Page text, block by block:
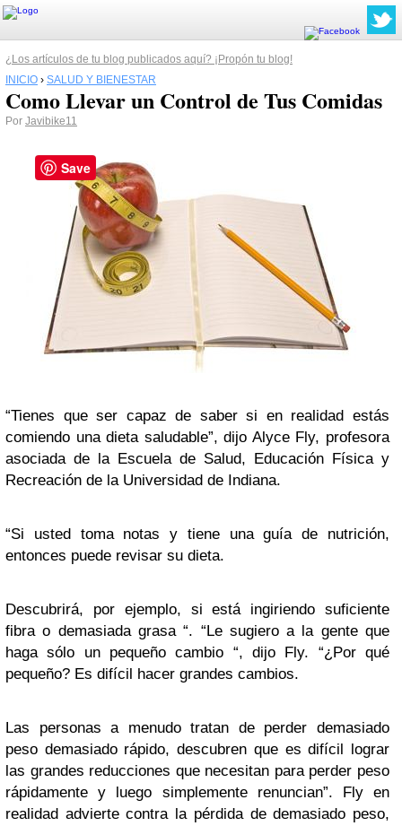
¿Los artículos de tu blog publicados aquí? ¡Propón tu blog!
INICIO › SALUD Y BIENESTAR
Como Llevar un Control de Tus Comidas
Por Javibike11
“Tienes que ser capaz de saber si en realidad estás
comiendo una dieta saludable”, dijo Alyce Fly, profesora
asociada de la Escuela de Salud, Educación Física y
Recreación de la Universidad de Indiana.
“Si usted toma notas y tiene una guía de nutrición,
entonces puede revisar su dieta.
Descubrirá, por ejemplo, si está ingiriendo suficiente
fibra o demasiada grasa “. “Le sugiero a la gente que
haga sólo un pequeño cambio “, dijo Fly. “¿Por qué
pequeño? Es difícil hacer grandes cambios.
Las personas a menudo tratan de perder demasiado
peso demasiado rápido, descubren que es difícil lograr
las grandes reducciones que necesitan para perder peso
rápidamente y luego simplemente renuncian”. Fly en
realidad advierte contra la pérdida de demasiado peso,
Save